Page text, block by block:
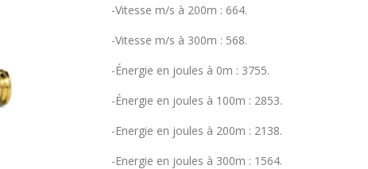
-Vitesse m/s à 200m : 664.
-Vitesse m/s à 300m : 568.
-Énergie en joules à 0m : 3755.
-Énergie en joules à 100m : 2853.
-Energie en joules à 200m : 2138.
-Energie en joules à 300m : 1564.